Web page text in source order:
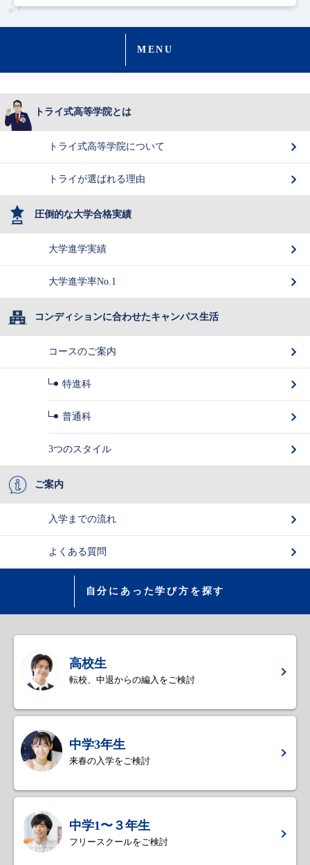
MENU
トライ式高等学院とは
トライ式高等学院について
トライが選ばれる理由
圧倒的な大学合格実績
大学進学実績
大学進学率No.1
コンディションに合わせたキャンパス生活
コースのご案内
特進科
普通科
3つのスタイル
ご案内
入学までの流れ
よくある質問
自分にあった学び方を探す
高校生
転校、中退からの編入をご検討
中学3年生
来春の入学をご検討
中学1〜３年生
フリースクールをご検討